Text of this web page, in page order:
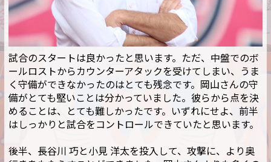
試合のスタートは良かったと思います。ただ、中盤でのボ
ールロストからカウンターアタックを受けてしまい、うま
く守備ができなかったのはとても残念です。岡山さんの守
備がとても堅いことは分かっていました。彼らから点を決
めることは、とても難しかったです。いずれにせよ、前半
はしっかりと試合をコントロールできていたと思います。
後半、長谷川 巧と小見 洋太を投入して、攻撃に、より奥